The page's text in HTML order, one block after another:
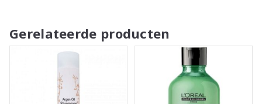
Gerelateerde producten